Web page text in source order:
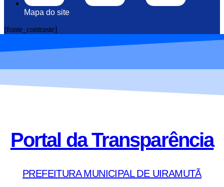
Mapa do site
[fonte_contraste]
Portal da Transparência
PREFEITURA MUNICIPAL DE UIRAMUTÃ